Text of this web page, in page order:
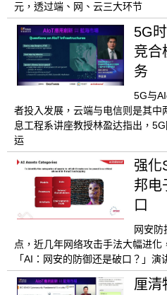
元，透过端、网、云三大环节
5G
竞合
务
5G与
者投入发展，云端与电信则是其
息工程系讲座教授林盈达指出，
运
强化
邦电
口
网安防
点，近几年网络攻击手法大幅进
「AI：网安的防御还是破口？」
厘清